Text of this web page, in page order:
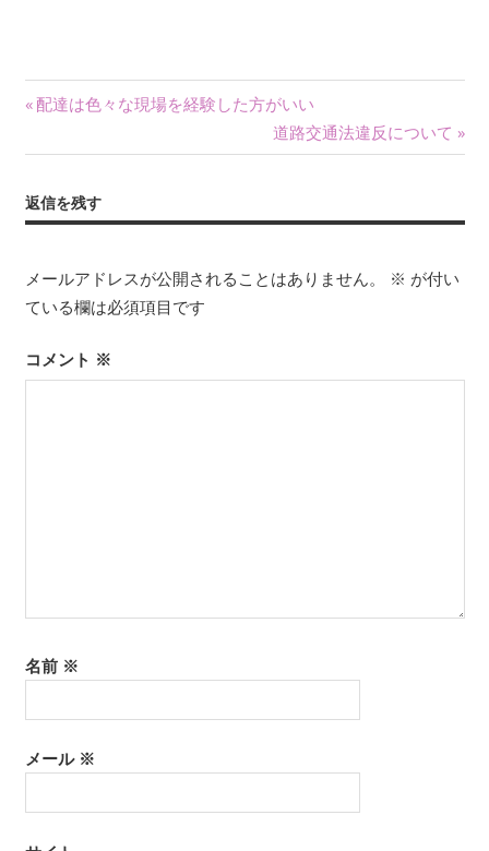
投
稿
ナ
ビ
ゲ
ー
シ
前
記
配達は色々な現場を経験した方がいい
次
の
事:
道路交通法違反について
返信を残す
メールアドレスが公開されることはありません。 ※ が付い
ている欄は必須項目です
コメント ※
名前 ※
メール ※